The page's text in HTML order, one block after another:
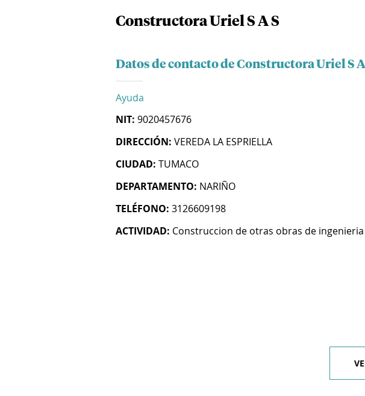
Constructora Uriel S A S
Datos de contacto de Constructora Uriel S A
Ayuda
NIT: 9020457676
DIRECCIÓN: VEREDA LA ESPRIELLA
CIUDAD: TUMACO
DEPARTAMENTO: NARIÑO
TELÉFONO: 3126609198
ACTIVIDAD: Construccion de otras obras de